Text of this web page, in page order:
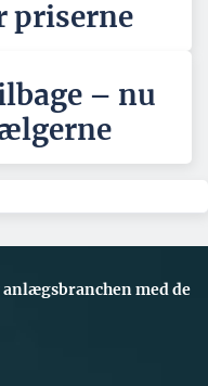
priserne
– nu
med de